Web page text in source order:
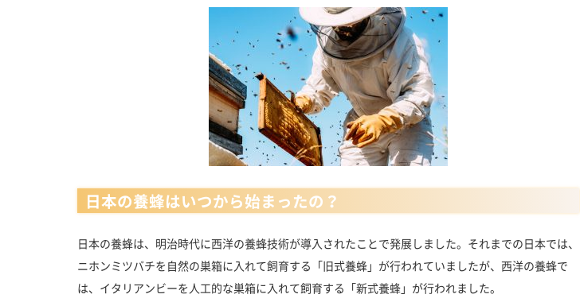
日本の養蜂はいつから始まったの？
日本の養蜂は、明治時代に西洋の養蜂技術が導入されたことで発展しました。それまでの日本では、
ニホンミツバチを自然の巣箱に入れて飼育する「旧式養蜂」が行われていましたが、西洋の養蜂で
は、イタリアンビーを人工的な巣箱に入れて飼育する「新式養蜂」が行われました。